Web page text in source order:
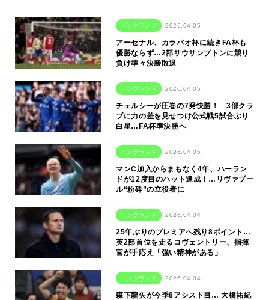
イングランド 2026.04.05
アーセナル、カラバオ杯に続きFA杯も
優勝ならず…2部サウサンプトンに競り
負け準々決勝敗退
イングランド 2026.04.05
チェルシーが圧巻の7発快勝！ 3部クラ
ブに力の差を見せつけ公式戦5試合ぶり
白星…FA杯準決勝へ
イングランド 2026.04.05
マンC加入からまもなく4年、ハーラン
ドが12度目のハット達成！…リヴァプー
ル“粉砕”の立役者に
イングランド 2026.04.04
25年ぶりのプレミアへ残り8ポイント…
英2部首位を走るコヴェントリー、指揮
官が手応え「強い精神がある」
イングランド 2026.04.04
森下龍矢が今季8アシスト目… 大橋祐紀